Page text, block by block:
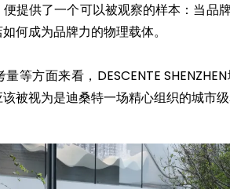
提供了一个可以被观察的样本：当品
何成为品牌力的物理载体。
等方面来看，DESCENTE
被视为是迪桑特一场精心组织的城市级